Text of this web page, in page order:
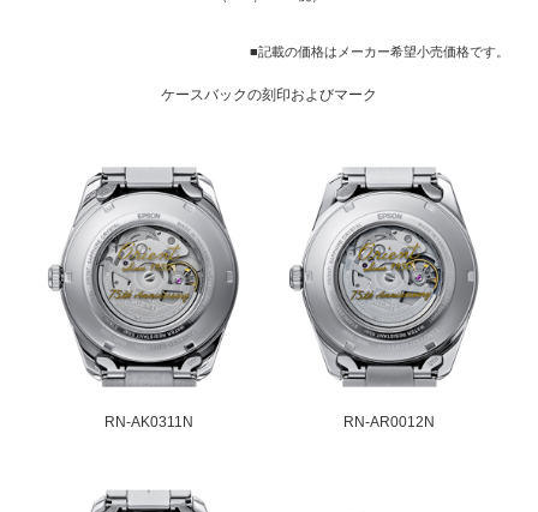
■記載の価格はメーカー希望小売価格です。
ケースバックの刻印およびマーク
RN-AK0311N RN-AR0012N